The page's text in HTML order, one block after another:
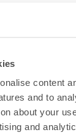
content
and to
about your
and